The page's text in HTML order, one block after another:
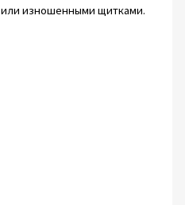
изношенными щитками.